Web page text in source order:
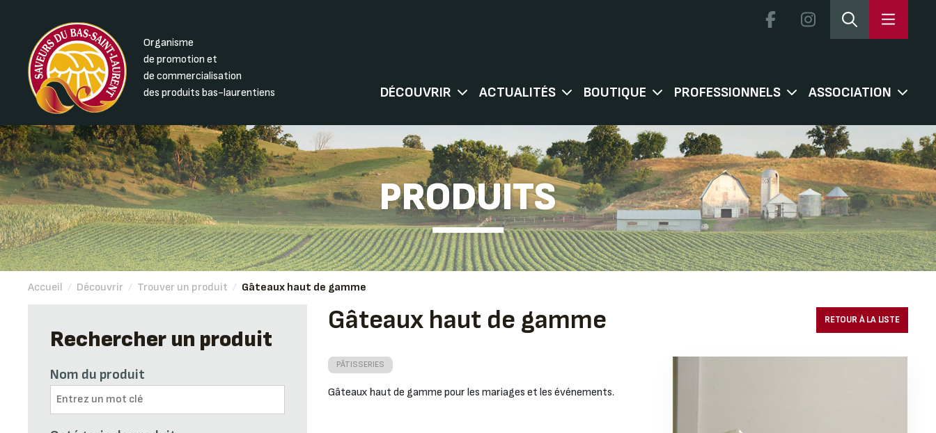
Organisme
de promotion et
de commercialisation
des produits bas-laurentiens
DÉCOUVRIR ACTUALITÉS BOUTIQUE PROFESSIONNELS ASSOCIATION
PRODUITS
Accueil / Découvrir / Trouver un produit / Gâteaux haut de gamme
Rechercher un produit
Nom du produit
Gâteaux haut de gamme RETOUR À LA LISTE
PÂTISSERIES
Gâteaux haut de gamme pour les mariages et les événements.